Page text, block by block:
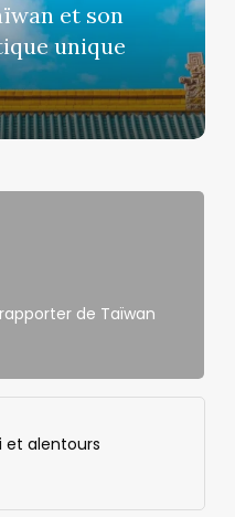
et son
unique
de Taïwan
et alentours